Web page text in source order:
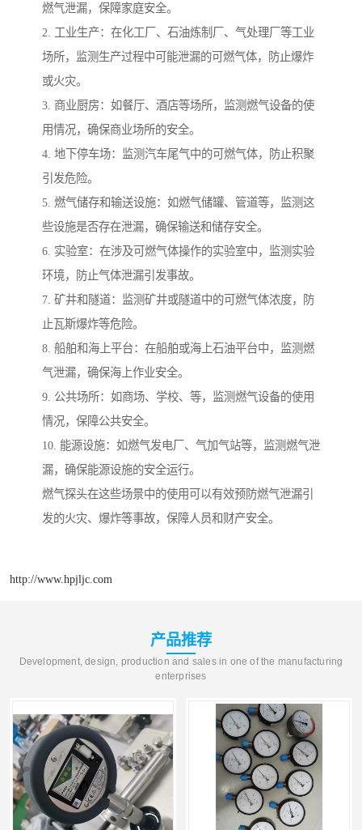
燃气泄漏，保障家庭安全。
2. 工业生产：在化工厂、石油炼制厂、气处理厂等工业
场所，监测生产过程中可能泄漏的可燃气体，防止爆炸
或火灾。
3. 商业厨房：如餐厅、酒店等场所，监测燃气设备的使
用情况，确保商业场所的安全。
4. 地下停车场：监测汽车尾气中的可燃气体，防止积聚
引发危险。
5. 燃气储存和输送设施：如燃气储罐、管道等，监测这
些设施是否存在泄漏，确保输送和储存安全。
6. 实验室：在涉及可燃气体操作的实验室中，监测实验
环境，防止气体泄漏引发事故。
7. 矿井和隧道：监测矿井或隧道中的可燃气体浓度，防
止瓦斯爆炸等危险。
8. 船舶和海上平台：在船舶或海上石油平台中，监测燃
气泄漏，确保海上作业安全。
9. 公共场所：如商场、学校、等，监测燃气设备的使用
情况，保障公共安全。
10. 能源设施：如燃气发电厂、气加气站等，监测燃气泄
漏，确保能源设施的安全运行。
燃气探头在这些场景中的使用可以有效预防燃气泄漏引
发的火灾、爆炸等事故，保障人员和财产安全。
http://www.hpjljc.com
产品推荐
Development, design, production and sales in one of the manufacturing
enterprises